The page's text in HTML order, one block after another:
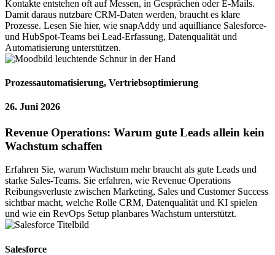
Kontakte entstehen oft auf Messen, in Gesprächen oder E-Mails.
Damit daraus nutzbare CRM-Daten werden, braucht es klare
Prozesse. Lesen Sie hier, wie snapAddy und aquilliance Salesforce-
und HubSpot-Teams bei Lead-Erfassung, Datenqualität und
Automatisierung unterstützen.
Prozessautomatisierung, Vertriebsoptimierung
26. Juni 2026
Revenue Operations: Warum gute Leads allein kein
Wachstum schaffen
Erfahren Sie, warum Wachstum mehr braucht als gute Leads und
starke Sales-Teams. Sie erfahren, wie Revenue Operations
Reibungsverluste zwischen Marketing, Sales und Customer Success
sichtbar macht, welche Rolle CRM, Datenqualität und KI spielen
und wie ein RevOps Setup planbares Wachstum unterstützt.
Salesforce